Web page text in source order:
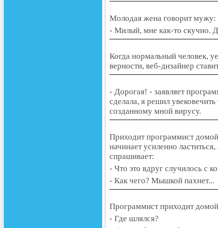
Молодая жена говорит мужу:
- Милый, мне как-то скучно.
Когда нормальный человек,
верности, веб-дизайнер
- Дорогая! - заявляет
сделала, я решил
созданному мной вирусу.
Приходит программист
начинает усиленно
спрашивает:
- Что это вдруг случилось с
- Как чего? Мышкой пахнет...
Программист приходит
- Где шлялся?